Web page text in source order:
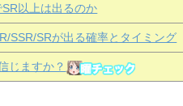
以上は出るのか
SSR/SRが出る確率とタイミング
じますか？